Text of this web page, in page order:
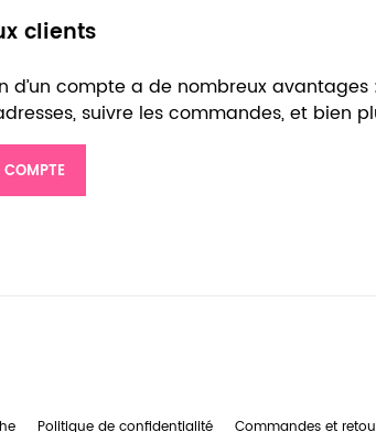
clients
d’un compte a de nombreux
suivre les commandes, et bien
COMPTE
Politique de confidentialité Commandes et